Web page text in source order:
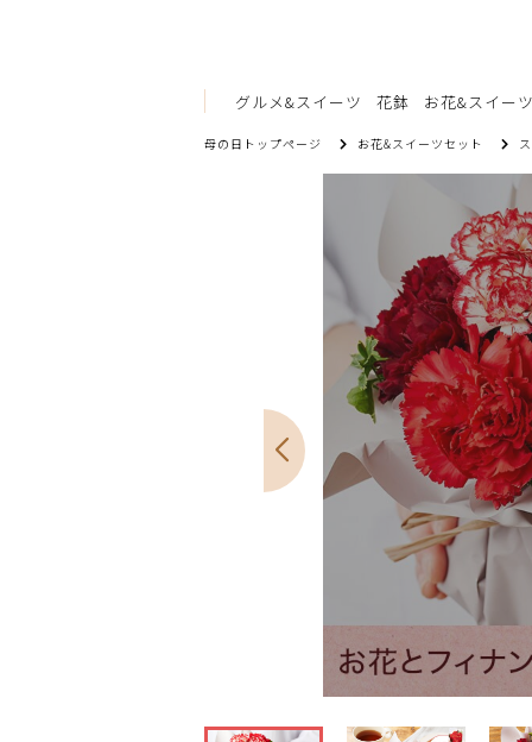
グルメ&スイーツ 花鉢 お花&スイー
母の日トップページ お花&スイーツセット